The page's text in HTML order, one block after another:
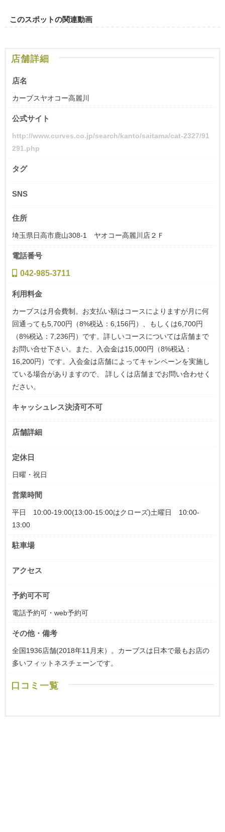
このスポットの関連動画
店舗詳細
店名
カーブスヤオコー高麗川
公式サイト
http://www.curves.co.jp/search/kanto/saitama/cat-2327/91
291.php
タグ
SNS
住所
埼玉県日高市鹿山308-1 ヤオコー高麗川店２Ｆ
電話番号
042-985-3711
利用料金
カーブスは月会費制。お支払い額はコースによりますが月に何
回通っても5,700円（8%税込：6,156円）、もしくは6,700円
（8%税込：7,236円）です。詳しいコースについては店舗まで
お問い合せ下さい。また、入会金は15,000円（8%税込：
16,200円）です。入会金は店舗によってキャンペーンを実施し
ている場合がありますので、 詳しくは店舗までお問い合わせく
ださい。
キャッシュレス決済可不可
店舗詳細
定休日
日曜・祝日
営業時間
平日 10:00-19:00(13:00-15:00はクローズ)土曜日 10:00-
13:00
駐車場
アクセス
予約可不可
電話予約可・web予約可
その他・備考
全国1936店舗(2018年11月末）。カーブスは日本で最もお店の
多いフィットネスチェーンです。
口コミ一覧